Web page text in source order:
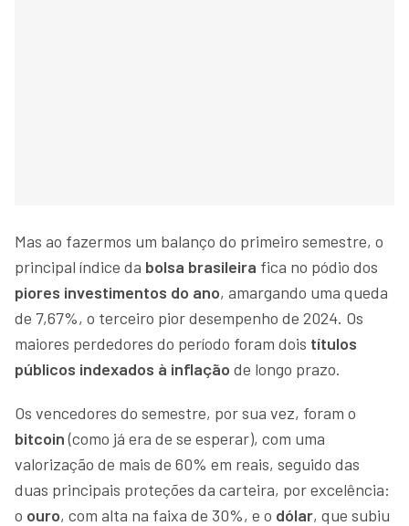
Mas ao fazermos um balanço do primeiro semestre, o
principal índice da bolsa brasileira fica no pódio dos
piores investimentos do ano, amargando uma queda
de 7,67%, o terceiro pior desempenho de 2024. Os
maiores perdedores do período foram dois títulos
públicos indexados à inflação de longo prazo.
Os vencedores do semestre, por sua vez, foram o
bitcoin(como já era de se esperar), com uma
valorização de mais de 60% em reais, seguido das
duas principais proteções da carteira, por excelência:
o ouro, com alta na faixa de 30%, e o dólar, que subiu